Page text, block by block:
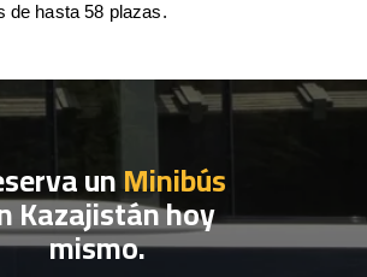
de hasta 58 plazas.
unMinibús
Kazajistán hoy
mismo.